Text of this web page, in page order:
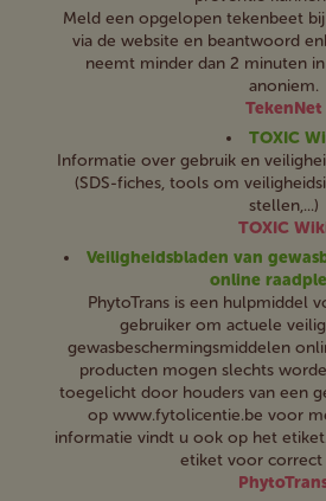
Meld een opgelopen tekenbeet
via de website en beantwoord
neemt minder dan 2 minuten
anoniem.
TekenNet
TOXIC
Informatie over gebruik en
(SDS-fiches, tools om
stellen,...)
TOXIC
Veiligheidsbladen van
online
PhytoTrans is een hulpmiddel
gebruiker om actuele
gewasbeschermingsmiddelen
producten mogen slechts
toegelicht door houders van een
op www.fytolicentie.be voor
informatie vindt u ook op het
etiket voor correct